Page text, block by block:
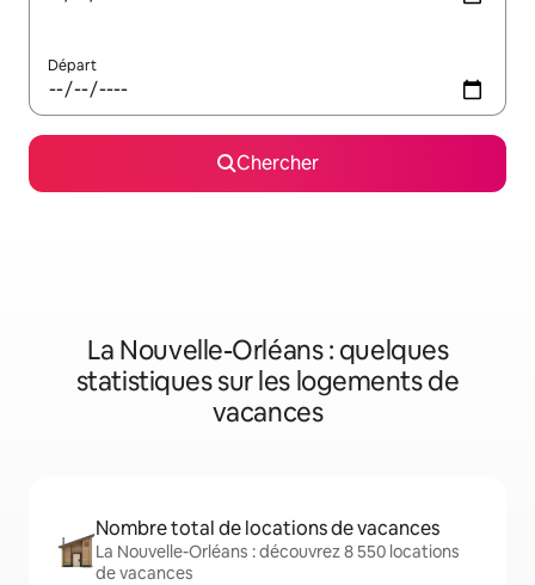
Départ
Chercher
La Nouvelle-Orléans : quelques
statistiques sur les logements de
vacances
Nombre total de locations de vacances
La Nouvelle-Orléans : découvrez 8 550 locations
de vacances